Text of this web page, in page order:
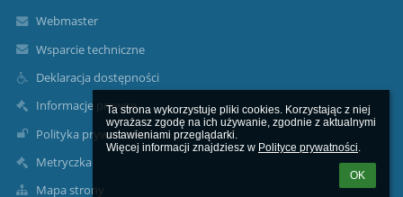
Ta strona wykorzystuje pliki cookies. Korzystając z niej
wyrażasz zgodę na ich używanie, zgodnie z aktualnymi
ustawieniami przeglądarki.
Więcej informacji znajdziesz w Polityce prywatności.
OK
Webmaster
Wsparcie techniczne
Deklaracja dostępności
Informacje prawne
Polityka prywatności
Metryczka
Mapa strony